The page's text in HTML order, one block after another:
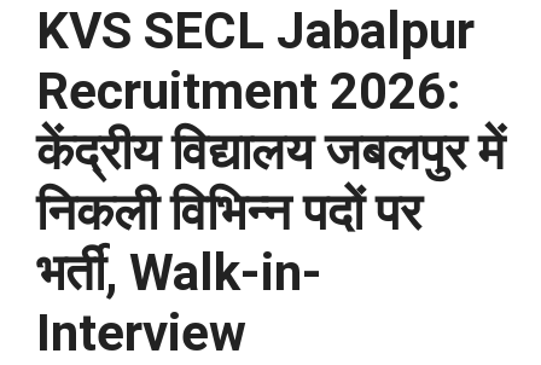
KVS SECL Jabalpur
Recruitment 2026:
केंद्रीय विद्यालय जबलपुर में
निकली विभिन्न पदों पर
भर्ती, Walk-in-
Interview